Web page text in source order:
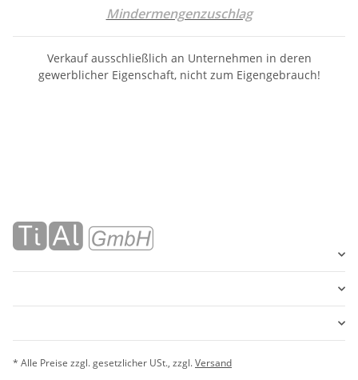
Mindermengenzuschlag
Verkauf ausschließlich an Unternehmen in deren
gewerblicher Eigenschaft, nicht zum Eigengebrauch!
* Alle Preise zzgl. gesetzlicher USt., zzgl.Versand